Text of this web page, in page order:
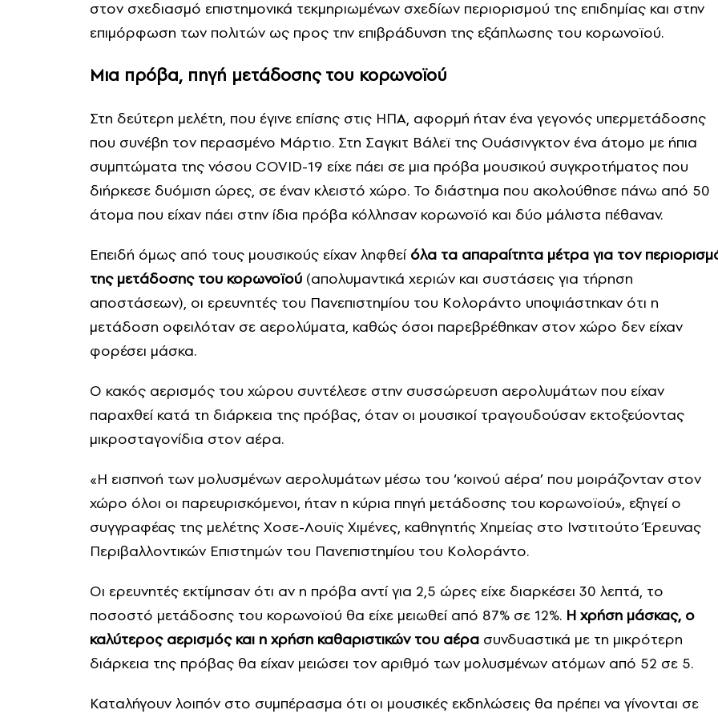
στον σχεδιασμό επιστημονικά τεκμηριωμένων σχεδίων περιορισμού της επιδημίας και στην
επιμόρφωση των πολιτών ως προς την επιβράδυνση της εξάπλωσης του κορωνοϊού.
Μια πρόβα, πηγή μετάδοσης του κορωνοϊού
Στη δεύτερη μελέτη, που έγινε επίσης στις ΗΠΑ, αφορμή ήταν ένα γεγονός υπερμετάδοσης
που συνέβη τον περασμένο Μάρτιο. Στη Σαγκιτ Βάλεϊ της Ουάσινγκτον ένα άτομο με ήπια
συμπτώματα της νόσου COVID-19 είχε πάει σε μια πρόβα μουσικού συγκροτήματος που
διήρκεσε δυόμιση ώρες, σε έναν κλειστό χώρο. Το διάστημα που ακολούθησε πάνω από 50
άτομα που είχαν πάει στην ίδια πρόβα κόλλησαν κορωνοϊό και δύο μάλιστα πέθαναν.
Επειδή όμως από τους μουσικούς είχαν ληφθείόλα τα απαραίτητα μέτρα για τον
της μετάδοσης του κορωνοϊού (απολυμαντικά χεριών και συστάσεις για τήρηση
αποστάσεων), οι ερευνητές του Πανεπιστημίου του Κολοράντο υποψιάστηκαν ότι η
μετάδοση οφειλόταν σε αερολύματα, καθώς όσοι παρεβρέθηκαν στον χώρο δεν είχαν
φορέσει μάσκα.
Ο κακός αερισμός του χώρου συντέλεσε στην συσσώρευση αερολυμάτων που είχαν
παραχθεί κατά τη διάρκεια της πρόβας, όταν οι μουσικοί τραγουδούσαν εκτοξεύοντας
μικροσταγονίδια στον αέρα.
«Η εισπνοή των μολυσμένων αερολυμάτων μέσω του ‘κοινού αέρα’ που μοιράζονταν στον
χώρο όλοι οι παρευρισκόμενοι, ήταν η κύρια πηγή μετάδοσης του κορωνοϊού», εξηγεί ο
συγγραφέας της μελέτης Χοσε-Λουϊς Χιμένες, καθηγητής Χημείας στο Ινστιτούτο Έρευνας
Περιβαλλοντικών Επιστημών του Πανεπιστημίου του Κολοράντο.
Οι ερευνητές εκτίμησαν ότι αν η πρόβα αντί για 2,5 ώρες είχε διαρκέσει 30 λεπτά, το
ποσοστό μετάδοσης του κορωνοϊού θα είχε μειωθεί από 87% σε 12%. Η χρήση μάσκας, ο
καλύτερος αερισμός και η χρήση καθαριστικών του αέρα συνδυαστικά με τη μικρότερη
διάρκεια της πρόβας θα είχαν μειώσει τον αριθμό των μολυσμένων ατόμων από 52 σε 5.
Καταλήγουν λοιπόν στο συμπέρασμα ότι οι μουσικές εκδηλώσεις θα πρέπει να γίνονται σε